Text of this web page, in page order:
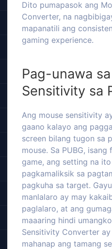
Dito pumapasok ang
Converter, na
mapanatili ang
gaming experience.
Pag-unawa
Sensitivity sa
Ang mouse sensitivity
gaano kalayo ang
screen bilang tugon sa
mouse. Sa PUBG,
game, ang setting na
pagkamaliksik sa
pagkuha sa target.
manlalaro ay may
paglalaro, at ang
maaaring hindi
Sensitivity Converter
mahanap ang tamang